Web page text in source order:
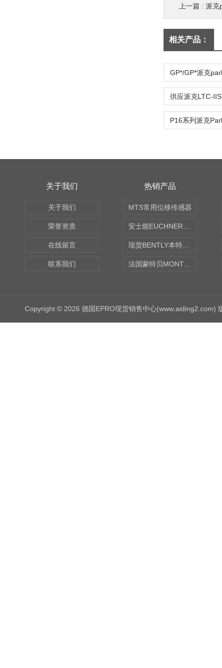
上一篇 : 派克
相关产品：
关于我们
关于我们
荣誉资质
在线留言
联系我们
热销产品
MTS常用位移传感器
法国蒙特贝MONTABERT打壳机凿岩机Z92
Copyright © 2026 德国EPRO现货销售中心(www.aiding2.com)